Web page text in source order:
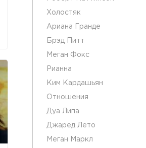
Холостяк
Ариана Гранде
Брэд Питт
Меган Фокс
Рианна
Ким Кардашьян
Отношения
Дуа Липа
Джаред Лето
Меган Маркл